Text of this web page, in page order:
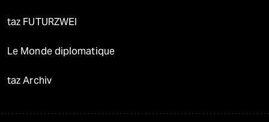
taz FUTURZWEI
Le Monde diplomatique
taz Archiv